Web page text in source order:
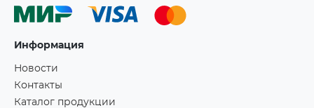
Информация
Новости
Контакты
Каталог продукции